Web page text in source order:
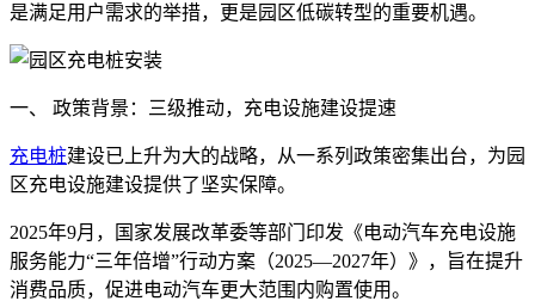
是满足用户需求的举措，更是园区低碳转型的重要机遇。
一、 政策背景：三级推动，充电设施建设提速
充电桩建设已上升为大的战略，从一系列政策密集出台，为园
区充电设施建设提供了坚实保障。
2025年9月，国家发展改革委等部门印发《电动汽车充电设施
服务能力“三年倍增”行动方案（2025—2027年）》，旨在提升
消费品质，促进电动汽车更大范围内购置使用。